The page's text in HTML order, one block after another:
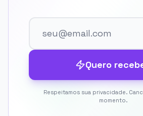
Quero
Respeitamos sua privacidade.
momento.